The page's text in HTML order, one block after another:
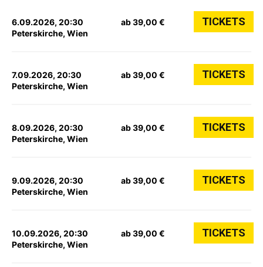
6.09.2026, 20:30
Peterskirche, Wien
ab 39,00 € TICKETS
7.09.2026, 20:30
Peterskirche, Wien
ab 39,00 € TICKETS
8.09.2026, 20:30
Peterskirche, Wien
ab 39,00 € TICKETS
9.09.2026, 20:30
Peterskirche, Wien
ab 39,00 € TICKETS
10.09.2026, 20:30
Peterskirche, Wien
ab 39,00 € TICKETS